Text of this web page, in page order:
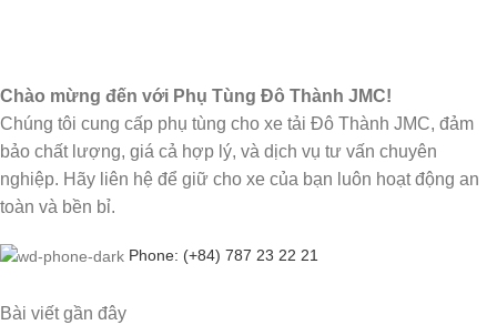
Chào mừng đến với Phụ Tùng Đô Thành JMC!
Chúng tôi cung cấp phụ tùng cho xe tải Đô Thành JMC, đảm
bảo chất lượng, giá cả hợp lý, và dịch vụ tư vấn chuyên
nghiệp. Hãy liên hệ để giữ cho xe của bạn luôn hoạt động an
toàn và bền bỉ.
Phone: (+84) 787 23 22 21
Bài viết gần đây